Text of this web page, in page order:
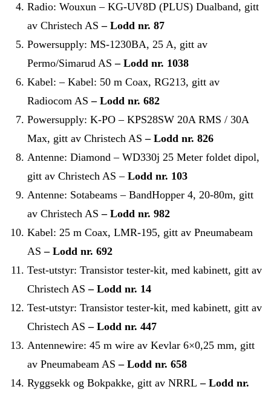
Radio: Wouxun – KG-UV8D (PLUS) Dualband, gitt
av Christech AS– Lodd nr. 87
Powersupply: MS-1230BA, 25 A, gitt av
Permo/Simarud AS– Lodd nr. 1038
Kabel: – Kabel: 50 m Coax, RG213, gitt av
Radiocom AS– Lodd nr. 682
Powersupply: K-PO – KPS28SW 20A RMS / 30A
Max, gitt av Christech AS– Lodd nr. 826
Antenne: Diamond – WD330j 25 Meter foldet dipol,
gitt av Christech AS – Lodd nr. 103
Antenne: Sotabeams – BandHopper 4, 20-80m, gitt
av Christech AS– Lodd nr. 982
Kabel: 25 m Coax, LMR-195, gitt av Pneumabeam
AS– Lodd nr. 692
Test-utstyr: Transistor tester-kit, med kabinett, gitt av
Christech AS– Lodd nr. 14
Test-utstyr: Transistor tester-kit, med kabinett, gitt av
Christech AS– Lodd nr. 447
Antennewire: 45 m wire av Kevlar 6×0,25 mm, gitt
av Pneumabeam AS– Lodd nr. 658
Ryggsekk og Bokpakke, gitt av NRRL– Lodd nr.